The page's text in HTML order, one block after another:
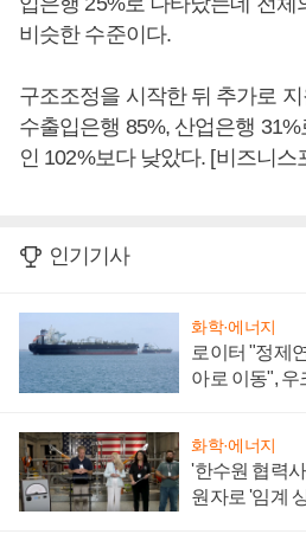
비슷한 수준이다.
구조조정을 시작한 뒤 추가로
수출입은행 85%, 산업은행
인 102%보다 낮았다. [비즈니스
인기기사
화학·에너지
로이터 "정제
아로 이동",
화학·에너지
'한수원 협력
원자로 '임계